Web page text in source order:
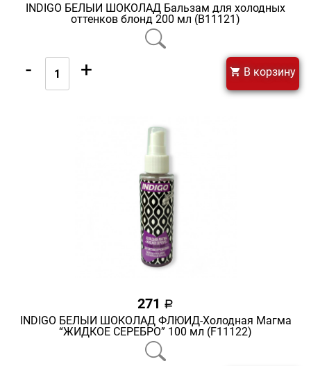
INDIGO БЕЛЫЙ ШОКОЛАД Бальзам для холодных
оттенков блонд 200 мл (В11121)
- + В корзину
271 a
INDIGO БЕЛЫЙ ШОКОЛАД ФЛЮИД-Холодная Магма
“ЖИДКОЕ СЕРЕБРО” 100 мл (F11122)